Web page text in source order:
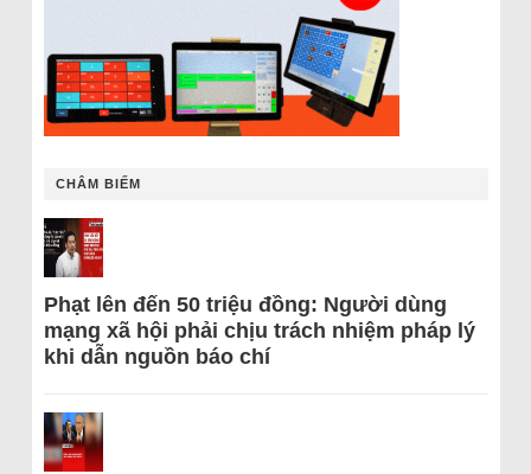
CHÂM BIẾM
Phạt lên đến 50 triệu đồng: Người dùng
mạng xã hội phải chịu trách nhiệm pháp lý
khi dẫn nguồn báo chí